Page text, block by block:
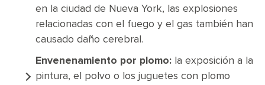
en la ciudad de Nueva York, las explosiones
relacionadas con el fuego y el gas también han
causado daño cerebral.
Envenenamiento por plomo: la exposición a la
pintura, el polvo o los juguetes con plomo